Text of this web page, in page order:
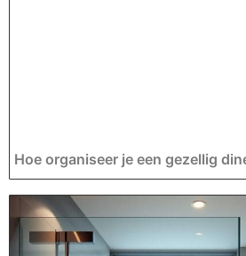
Hoe organiseer je een gezellig